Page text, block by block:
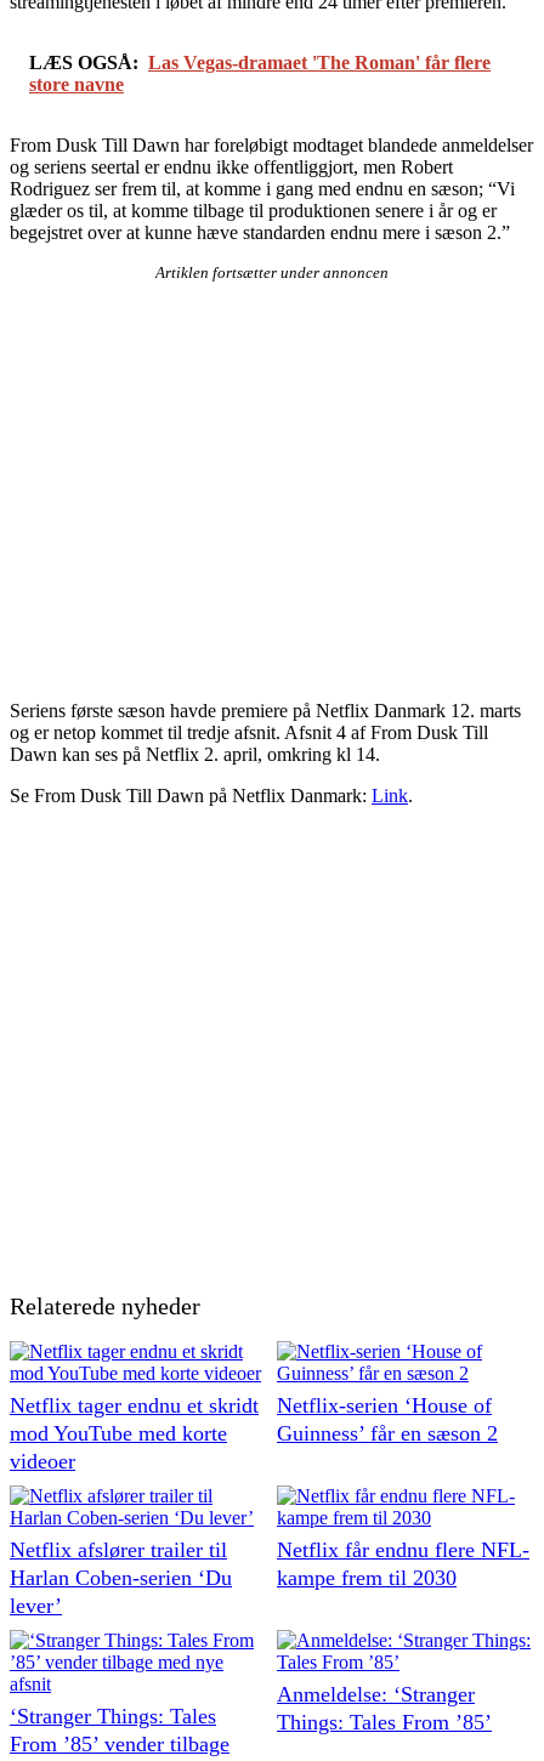
LÆS OGSÅ: Las Vegas-dramaet 'The Roman' får flere
store navne
From Dusk Till Dawn har foreløbigt modtaget blandede anmeldelser
og seriens seertal er endnu ikke offentliggjort, men Robert
Rodriguez ser frem til, at komme i gang med endnu en sæson; “Vi
glæder os til, at komme tilbage til produktionen senere i år og er
begejstret over at kunne hæve standarden endnu mere i sæson 2.”
Artiklen fortsætter under annoncen
Seriens første sæson havde premiere på Netflix Danmark 12. marts
og er netop kommet til tredje afsnit. Afsnit 4 af From Dusk Till
Dawn kan ses på Netflix 2. april, omkring kl 14.
Se From Dusk Till Dawn på Netflix Danmark: Link.
Relaterede nyheder
Netflix tager endnu et skridt
mod YouTube med korte
videoer
Netflix-serien ‘House of
Guinness’ får en sæson 2
Netflix afslører trailer til
Harlan Coben-serien ‘Du
lever’
Netflix får endnu flere NFL-
kampe frem til 2030
‘Stranger Things: Tales
From ’85’ vender tilbage
Anmeldelse: ‘Stranger
Things: Tales From ’85’